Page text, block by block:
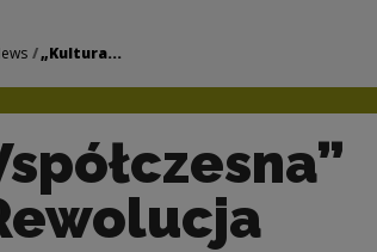
2020 –
„Kultura...